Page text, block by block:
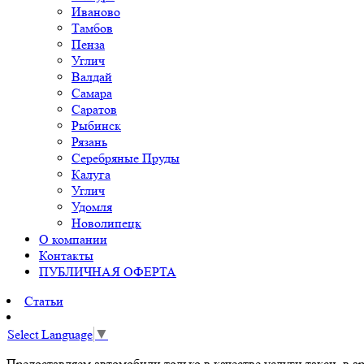
Иваново
Тамбов
Пенза
Углич
Валдай
Самара
Саратов
Рыбинск
Рязань
Серебряные Пруды
Калуга
Углич
Удомля
Новолипецк
О компании
Контакты
ПУБЛИЧНАЯ ОФЕРТА
Статьи
Select Language ▼